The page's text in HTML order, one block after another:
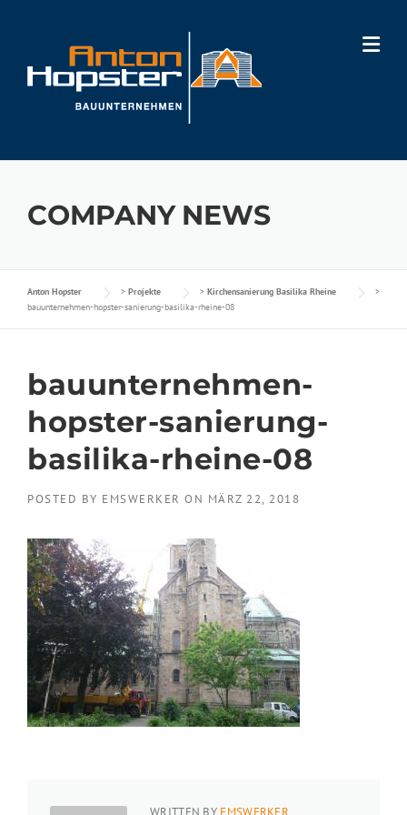
content
COMPANY NEWS
Anton Hopster > Projekte > Kirchensanierung Basilika Rheine
>
bauunternehmen-hopster-sanierung-basilika-rheine-08
bauunternehmen-
hopster-sanierung-
basilika-rheine-08
POSTED BY EMSWERKER ON MÄRZ 22, 2018
WRITTEN BY EMSWERKER